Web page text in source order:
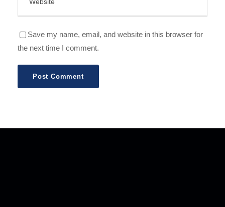
Save my name, email, and website in this browser for
the next time I comment.